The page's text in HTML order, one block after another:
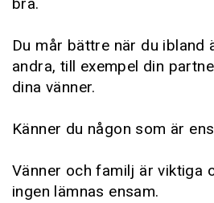
Du mår bättre när du ibland
andra, till exempel din
dina vänner.
Känner du någon som är
Vänner och familj är viktiga
ingen lämnas ensam.